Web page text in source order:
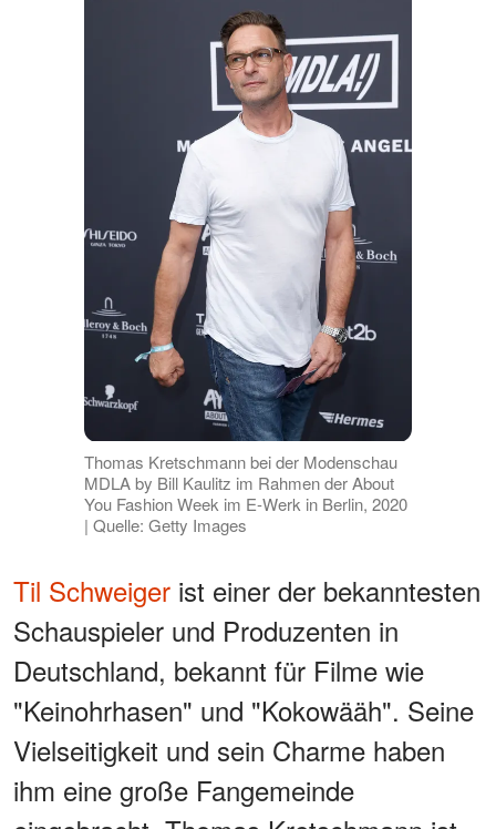
Thomas Kretschmann bei der Modenschau
MDLA by Bill Kaulitz im Rahmen der About
You Fashion Week im E-Werk in Berlin, 2020
| Quelle: Getty Images
Til Schweiger ist einer der bekanntesten
Schauspieler und Produzenten in
Deutschland, bekannt für Filme wie
"Keinohrhasen" und "Kokowääh". Seine
Vielseitigkeit und sein Charme haben
ihm eine große Fangemeinde